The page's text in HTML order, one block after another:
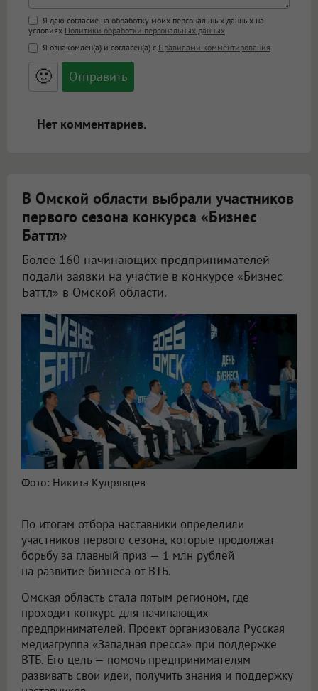
Поддержка HTML
<b>, <strong>, <u>, <i>, <em>, <s>, <big>,
<small>, <sup>, <sub>, <pre>, <ul>, <ol>, <li>,
<blockquote>, <code> экранирует HTML,
адреса URL автоматически становятся
ссылками, и [img]адрес[/img] будет
Я даю согласие на обработку моих персональных данных на
условиях Политики обработки персональных данных.
Я ознакомлен(а) и согласен(а) с Правилами комментирования.
🙂
Нет комментариев.
В Омской области выбрали участников
первого сезона конкурса «Бизнес
Баттл»
Более 160 начинающих предпринимателей
подали заявки на участие в конкурсе «Бизнес
Баттл» в Омской области.
Фото: Никита Кудрявцев
По итогам отбора наставники определили
участников первого сезона, которые продолжат
борьбу за главный приз — 1 млн рублей
на развитие бизнеса от ВТБ.
Омская область стала пятым регионом, где
проходит конкурс для начинающих
предпринимателей. Проект организовала Русская
медиагруппа «Западная пресса» при поддержке
ВТБ. Его цель — помочь предпринимателям
развивать свои идеи, получить знания и поддержку